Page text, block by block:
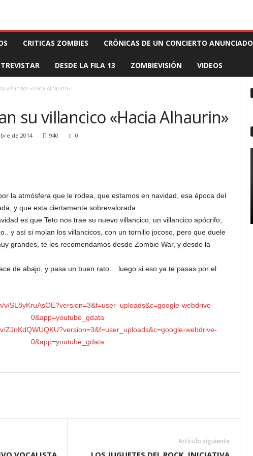
CRITICAS ZOMBIES CRÓNICAS DE UN CONCIERTO ANUNCIADO
DESDE LA FILA 13 ZOMBIEVISIÓN VIDEOS
villancico «Hacia Alhaurin»
su villancico «Hacia Alhaurin»
de 2014 940 0
la atmósfera que le rodea, que estamos en navidad, esa época del
y que esta ciertamente sobrevalorada.
es que Teto nos trae su nuevo villancico, un villancico apócrifo,
y así si molan los villancicos, con un tornillo jocoso, pero que duele
grandes, te los recomendamos desde Zombie War, y desde la
de abajo, y pasa un buen rato… luego si eso ya te pasas por el
v/SL8yKruAsOE?version=3&f=user_uploads&c=google-webdrive-
0&app=youtube_gdata
ZJnKdQWUQKU?version=3&f=user_uploads&c=google-webdrive-
0&app=youtube_gdata
Artículo siguiente